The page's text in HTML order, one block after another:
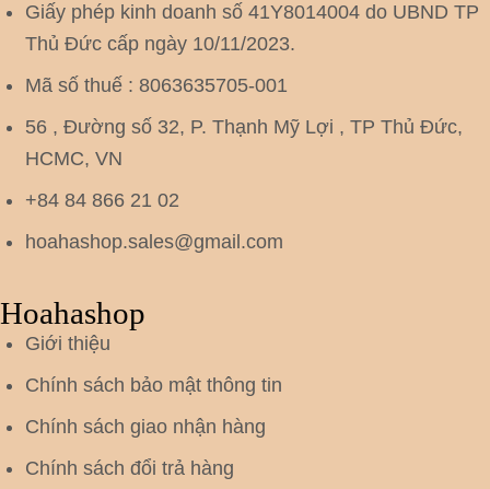
Giấy phép kinh doanh số 41Y8014004 do UBND TP
Thủ Đức cấp ngày 10/11/2023.
Mã số thuế : 8063635705-001
56 , Đường số 32, P. Thạnh Mỹ Lợi , TP Thủ Đức,
HCMC, VN
+84 84 866 21 02
hoahashop.sales@gmail.com
Hoahashop
Giới thiệu
Chính sách bảo mật thông tin
Chính sách giao nhận hàng
Chính sách đổi trả hàng